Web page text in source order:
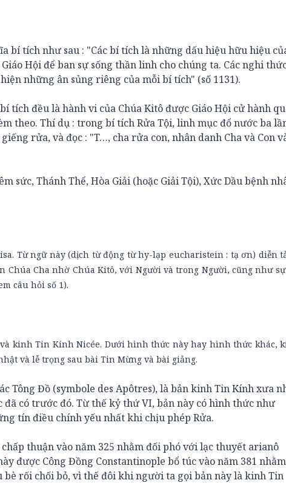
bí tích như sau : "Các bí tích là những dấu hiệu hữu hiệu
Hội để ban sự sống thần linh cho chúng ta. Các nghi
những ân sủng riêng của mỗi bí tích" (số 1131).
tích đều là hành vi của Chúa Kitô được Giáo Hội cử hành
theo. Thí dụ : trong bí tích Rửa Tội, linh mục đổ nước ba
rửa, và đọc : "T…, cha rửa con, nhân danh Cha và Con
sức, Thánh Thể, Hòa Giải (hoặc Giải Tội), Xức Dầu bệnh
Từ ngữ này (dịch từ động từ hy-lạp eucharistein : tạ ơn) diễn
Cha nhờ Chúa Kitô, với Người và trong Người, cũng như
câu hỏi số 1).
kinh Tin Kính Nicée. Dưới hình thức này hay hình thức khác,
và lễ trọng sau bài Tin Mừng và bài giảng.
Tông Đồ (symbole des Apôtres), là bản kinh Tin Kính xưa
có trước đó. Từ thế kỷ thứ VI, bản này có hình thức như
tín điều chính yếu nhất khi chịu phép Rửa.
thuận vào năm 325 nhằm đối phó với lạc thuyết arianô
được Công Đồng Constantinople bổ túc vào năm 381
bè rối chối bỏ, vì thế đôi khi người ta gọi bản này là kinh Tin